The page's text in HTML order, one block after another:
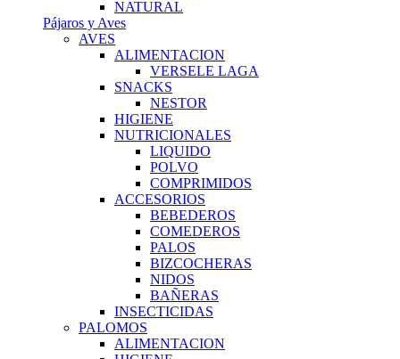
NATURAL
Pájaros y Aves
AVES
ALIMENTACION
VERSELE LAGA
SNACKS
NESTOR
HIGIENE
NUTRICIONALES
LIQUIDO
POLVO
COMPRIMIDOS
ACCESORIOS
BEBEDEROS
COMEDEROS
PALOS
BIZCOCHERAS
NIDOS
BAÑERAS
INSECTICIDAS
PALOMOS
ALIMENTACION